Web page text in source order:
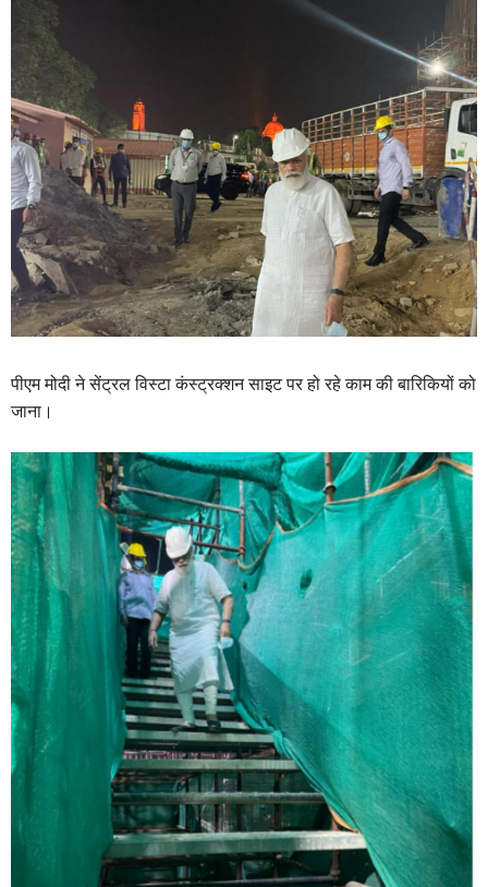
पीएम मोदी ने सेंट्रल विस्टा कंस्ट्रक्शन साइट पर हो रहे काम की बारिकियों को
जाना।